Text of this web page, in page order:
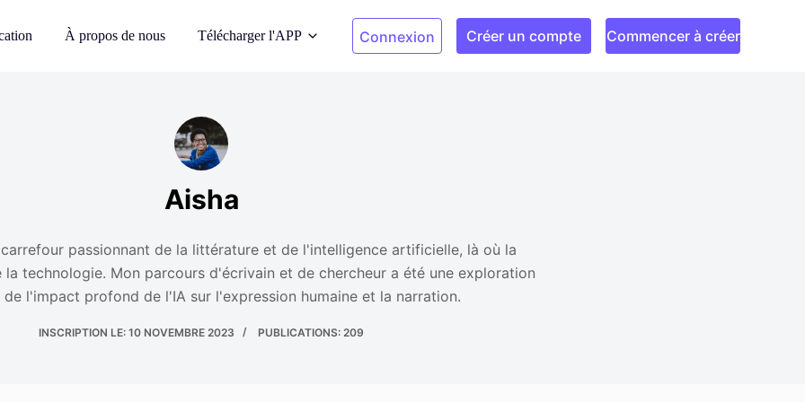
Photos de nettoyage
Supprimer les objets indésirables
Recoloration de vêtements
Suppression de l'arrière-
plan
Transparent ou fond de n'importe
À propos de nous Télécharger l'APP Connexion Créer un compte Commencer à créer
Aisha
passionnant de la littérature et de l'intelligence artificielle, là où la
technologie. Mon parcours d'écrivain et de chercheur a été une exploration
de l'impact profond de l'IA sur l'expression humaine et la narration.
INSCRIPTION LE: 10 NOVEMBRE 2023 PUBLICATIONS: 209